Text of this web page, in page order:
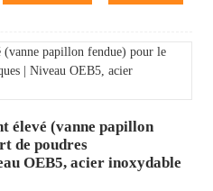
élevé (vanne papillon
de poudres
OEB5, acier inoxydable